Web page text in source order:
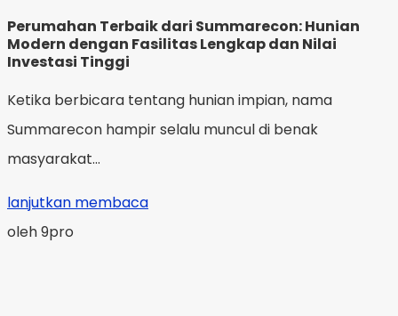
Perumahan Terbaik dari Summarecon: Hunian
Modern dengan Fasilitas Lengkap dan Nilai
Investasi Tinggi
Ketika berbicara tentang hunian impian, nama
Summarecon hampir selalu muncul di benak
masyarakat...
lanjutkan membaca
oleh 9pro